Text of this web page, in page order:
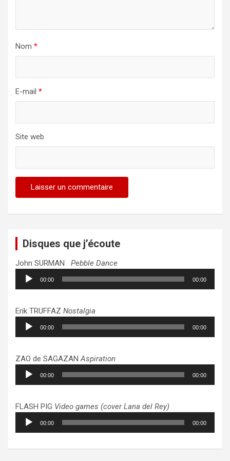
Nom *
E-mail *
Site web
Disques que j’écoute
John SURMAN Pebble Dance
Lecteur
audio
00:00 00:00
Erik TRUFFAZ Nostalgia
Lecteur
audio
00:00 00:00
ZAO de SAGAZANAspiration
Lecteur
audio
00:00 00:00
FLASH PIG Video games (cover Lana del Rey)
Lecteur
audio
00:00 00:00